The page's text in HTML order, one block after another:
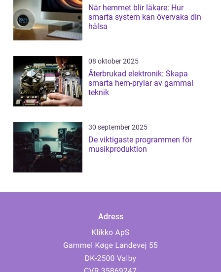
När hemmet blir läkare: Hur
smarta system kan övervaka din
hälsa
08 oktober 2025
Återbrukad elektronik: Skapa
smarta hem-prylar av gammal
teknik
30 september 2025
De viktigaste programmen för
musikproduktion
Adress